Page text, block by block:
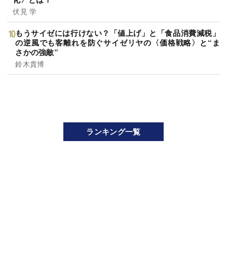
伏見 学
もうサイゼには行けない？「値上げ」と「食品消費減税」
の逆風でも客離れを防ぐサイゼリヤの〈価格戦略〉と“ま
さかの強敵”
鈴木貴博
ランキング一覧